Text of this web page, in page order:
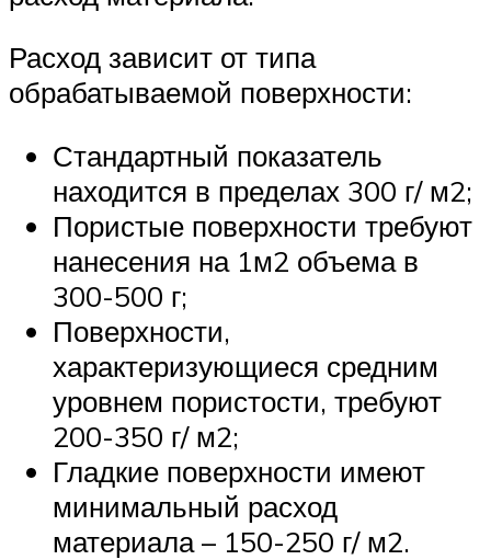
Расход зависит от типа
обрабатываемой поверхности:
Стандартный показатель
находится в пределах 300 г/ м2;
Пористые поверхности требуют
нанесения на 1м2 объема в
300-500 г;
Поверхности,
характеризующиеся средним
уровнем пористости, требуют
200-350 г/ м2;
Гладкие поверхности имеют
минимальный расход
материала – 150-250 г/ м2.